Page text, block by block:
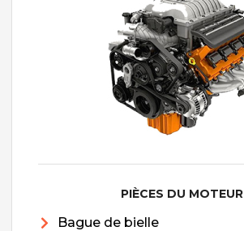
PIÈCES DU MOTEUR
Bague de bielle